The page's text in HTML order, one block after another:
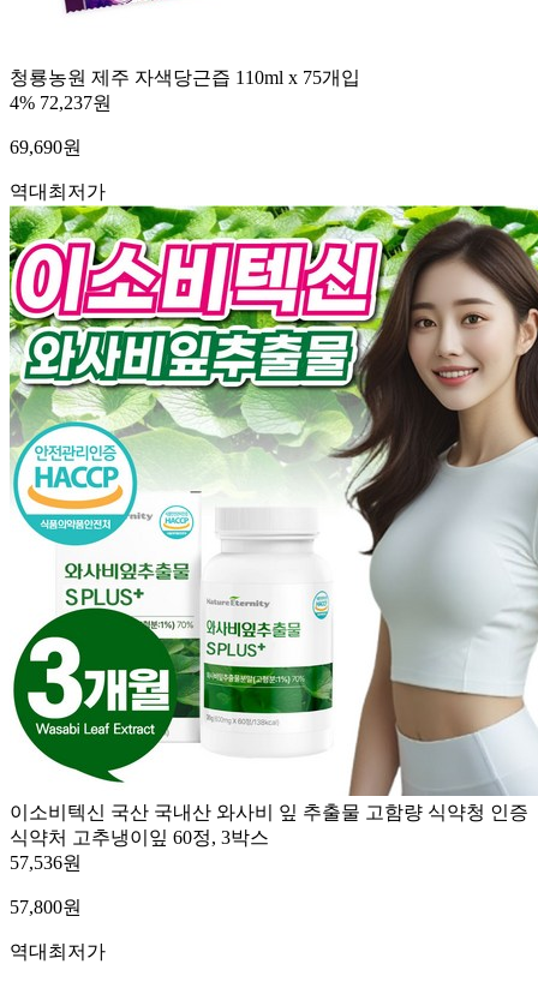
청룡농원 제주 자색당근즙 110ml x 75개입
4% 72,237원
69,690원
역대최저가
이소비텍신 국산 국내산 와사비 잎 추출물 고함량 식약청 인증
식약처 고추냉이잎 60정, 3박스
57,536원
57,800원
역대최저가